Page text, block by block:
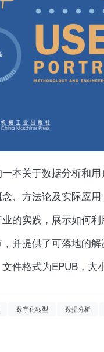
本关于数据分析和
、方法论及实际应
的实践，展示如何
并提供了可落地的
件格式为EPUB，大
数字化转型 数据分析